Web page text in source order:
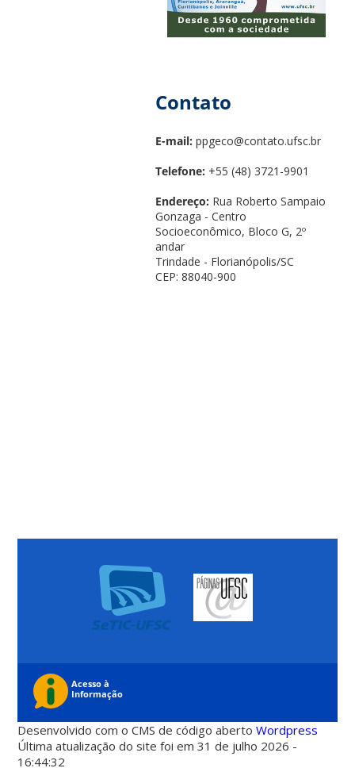
Contato
E-mail: ppgeco@contato.ufsc.br
Telefone: +55 (48) 3721-9901
Endereço: Rua Roberto Sampaio
Gonzaga - Centro
Socioeconômico, Bloco G, 2º
andar
Trindade - Florianópolis/SC
CEP: 88040-900
Desenvolvido com o CMS de código abertoWordpress
Última atualização do site foi em 31 de julho 2026 -
16:44:32